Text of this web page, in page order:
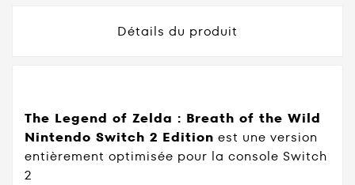
Détails du produit
The Legend of Zelda : Breath of the Wild
Nintendo Switch 2 Edition est une version
entièrement optimisée pour la console Switch
2